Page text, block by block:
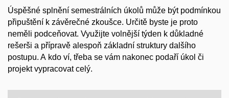
Úspěšné splnění semestrálních úkolů může být podmínkou
připuštění k závěrečné zkoušce. Určitě byste je proto
neměli podceňovat. Využijte volnější týden k důkladné
rešerši a přípravě alespoň základní struktury dalšího
postupu. A kdo ví, třeba se vám nakonec podaří úkol či
projekt vypracovat celý.